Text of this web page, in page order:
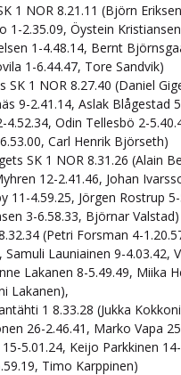
1 NOR 8.21.11 (Björn
1-2.35.09, Öystein
1-4.48.14, Bernt
1-6.44.47, Tore Sandvik)
SK 1 NOR 8.27.40 (Daniel
9-2.41.14, Aslak Blågestad
4.52.34, Odin Tellesbö 2-
Carl Henrik Björseth)
SK 1 NOR 8.31.26 (Alain
12-2.41.46, Johan
11-4.59.25, Jörgen Rostrup
3-6.58.33, Björnar Valstad)
(Petri Forsman 4-
Samuli Launiainen 9-4.03.42,
Lakanen 8-5.49.49, Miika
Lakanen),
1 8.33.28 (Jukka
26-2.46.41, Marko Vapa
5.01.24, Keijo Parkkinen
Timo Karppinen)